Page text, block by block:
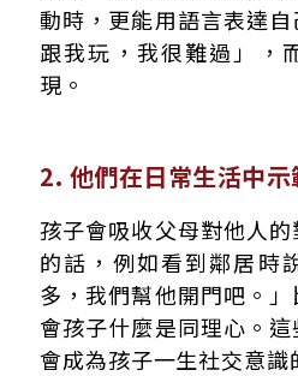
動時，更能用語言表達
跟我玩，我很難過」，
現。
2. 他們在日常生活中
孩子會吸收父母對他人
的話，例如看到鄰居時
多，我們幫他開門吧。
會孩子什麼是同理心。這
會成為孩子一生社交意識